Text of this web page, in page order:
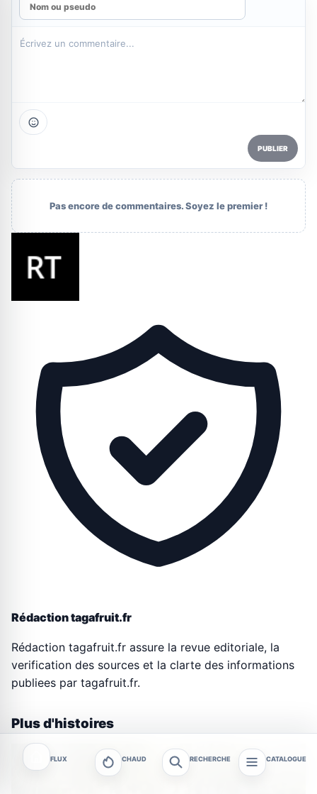
PUBLIER
Pas encore de commentaires. Soyez le premier !
Rédaction tagafruit.fr
Rédaction tagafruit.fr assure la revue editoriale, la
verification des sources et la clarte des informations
publiees par tagafruit.fr.
Plus d'histoires
FLUX CHAUD RECHERCHE CATALOGUE